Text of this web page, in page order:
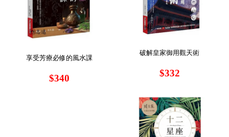
享受芳療必修的風水課
$340
破解皇家御用觀天術
$332